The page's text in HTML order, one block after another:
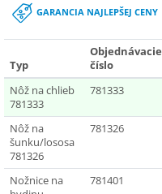
GARANCIA NAJLEPŠEJ CENY
Typ
Objednávacie
číslo
Nôž na chlieb
781333
781333
Nôž na
šunku/lososa
781326
781326
Nožnice na
781401